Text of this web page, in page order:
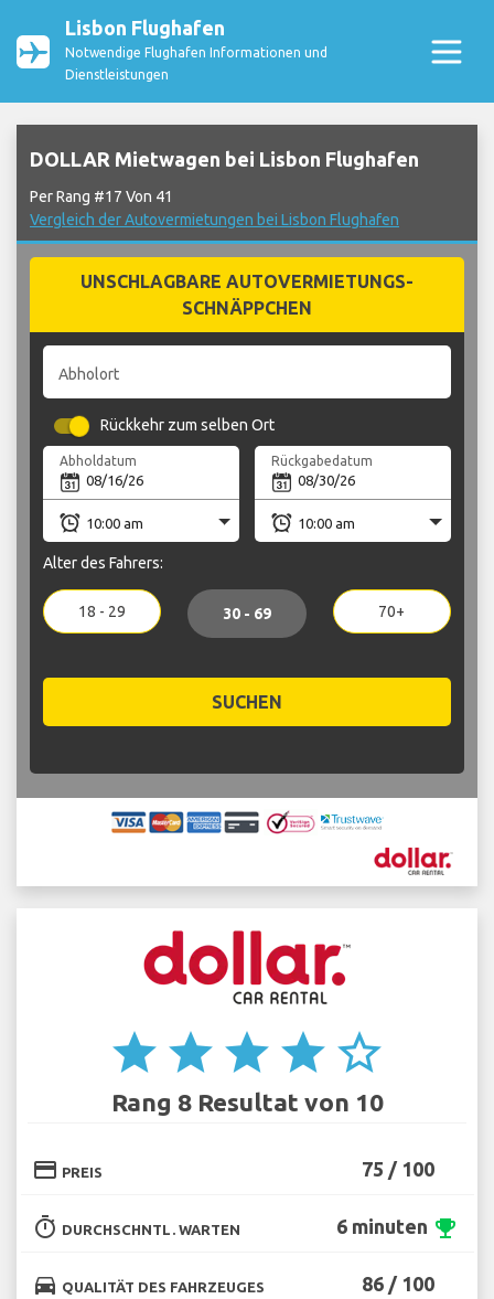
Lisbon Flughafen
Notwendige Flughafen Informationen und
Dienstleistungen
DOLLAR Mietwagen bei Lisbon Flughafen
Per Rang #17 Von 41
Vergleich der Autovermietungen bei Lisbon Flughafen
UNSCHLAGBARE AUTOVERMIETUNGS-
SCHNÄPPCHEN
Abholort
Rückkehr zum selben Ort
Abholdatum Rückgabedatum
Alter des Fahrers:
18 - 29 30 - 69 70+
SUCHEN
star star star star star_border
Rang 8 Resultat von 10
credit_card PREIS 75 / 100
timer DURCHSCHNTL. WARTEN 6 minuten emoji_events
directions_car QUALITÄT DES FAHRZEUGES 86 / 100